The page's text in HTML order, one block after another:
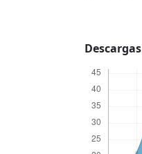
Descargas